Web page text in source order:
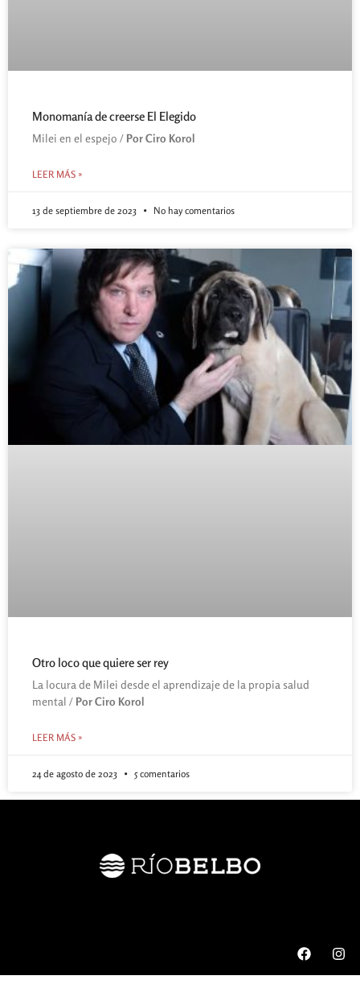
Monomanía de creerse El Elegido
Milei en el espejo / Por Ciro Korol
LEER MÁS »
13 de septiembre de 2023 No hay comentarios
Otro loco que quiere ser rey
La locura de Milei desde el aprendizaje de la propia salud
mental / Por Ciro Korol
LEER MÁS »
24 de agosto de 2023 5 comentarios